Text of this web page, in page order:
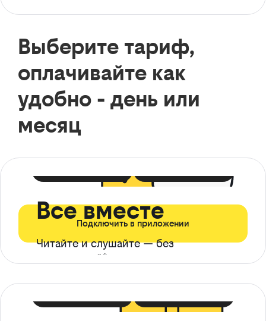
Выберите тариф,
оплачивайте как
удобно - день или
месяц
Все вместе
Читайте и слушайте — без
ограничений*
Подключить в приложении